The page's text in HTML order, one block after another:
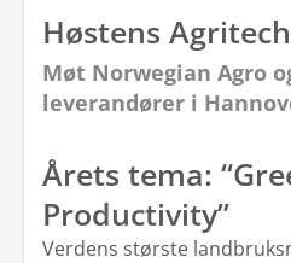
Høstens
Møt Norwegian Agro
leverandører i
Årets tema:
Productivity”
Verdens største
Om oss
AgroNytt